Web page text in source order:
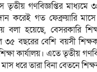
তৃতীয় গণবিজ্ঞপ্তির
করেই গত ফেব্রুয়ারি
হয়েছে, বেসরকারি
বছরের বেশি বয়সী
কার্যালয়। এতে তৃতীয়
মাস ধরে তারা বিনা বেতনে